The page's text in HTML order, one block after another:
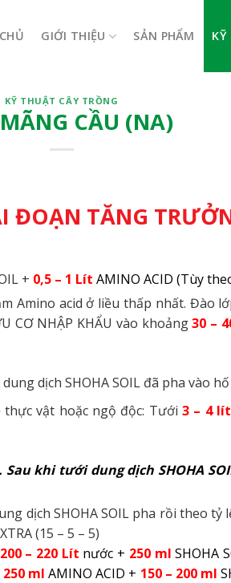
GIỚI THIỆU SẢN PHẨM KỸ
KỸ THUẬT CÂY TRỒNG
CẦU (NA)
ĐOẠN TĂNG
+ 0,5 – 1 Lít AMINO ACID (Tùy
Amino acid ở liều thấp nhất. Đào
CƠ NHẬP KHẨU vào khoảng30 –
dung dịch SHOHA SOIL đã pha vào
thực vật hoặc ngộ độc: Tưới3 – 4 lít
khi tưới dung dịch SHOHA
dịch SHOHA SOIL pha rồi theo tỷ
(15 – 5 – 5)
200 – 220 Lít nước + 250 ml SHOHA
250 ml AMINO ACID + 150 – 200 ml